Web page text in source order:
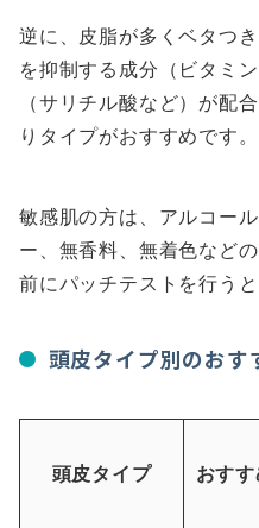
逆に、皮脂が多くベタつ
を抑制する成分（ビタミ
（サリチル酸など）が配
りタイプがおすすめです。
敏感肌の方は、アルコー
ー、無香料、無着色など
前にパッチテストを行うと
頭皮タイプ別のおす
頭皮タイプ おす